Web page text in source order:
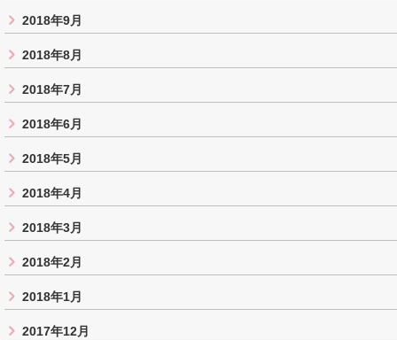
2018年9月
2018年8月
2018年7月
2018年6月
2018年5月
2018年4月
2018年3月
2018年2月
2018年1月
2017年12月